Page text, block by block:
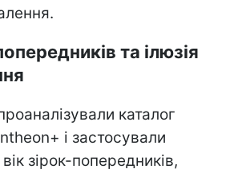
та ілюзія
каталог
і застосували
зірок-попередників,